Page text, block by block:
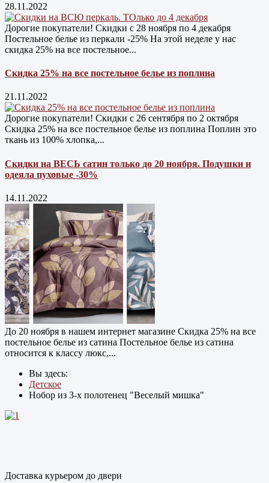
28.11.2022
Дорогие покупатели! Скидки с 28 ноября по 4 декабря
Постельное белье из перкали -25% На этой неделе у нас
скидка 25% на все постельное...
Скидка 25% на все постельное белье из поплина
21.11.2022
Дорогие покупатели! Скидки с 26 сентября по 2 октября
Скидка 25% на все постельное белье из поплина Поплин это
ткань из 100% хлопка,...
Скидки на ВЕСЬ сатин только до 20 ноября. Подушки и
одеяла пуховые -30%
14.11.2022
До 20 ноября в нашем интернет магазине Cкидка 25% на все
постельное белье из сатина Постельное белье из сатина
относится к классу люкс,...
Вы здесь:
Детское
Нобор из 3-х полотенец "Веселый мишка"
Доставка курьером до двери